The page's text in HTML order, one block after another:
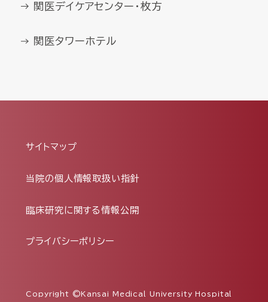
関医デイケアセンター・枚方
関医タワーホテル
サイトマップ
当院の個人情報取扱い指針
臨床研究に関する情報公開
プライバシーポリシー
Copyright ©Kansai Medical University Hospital